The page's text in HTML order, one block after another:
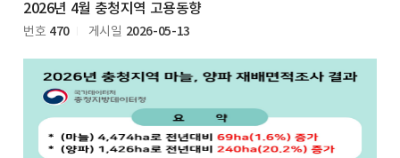
2026년 4월 충청지역 고용동향
번호 470 게시일 2026-05-13